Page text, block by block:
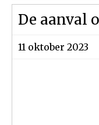
De aanval
11 oktober 2023